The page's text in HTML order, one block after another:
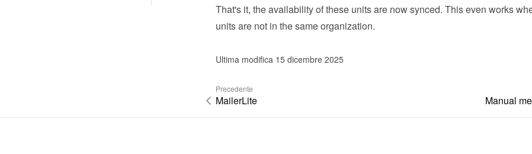
That's it, the availability of these units are now synced. This even works
units are not in the same organization.
Ultima modifica 15 dicembre 2025
Precedente
MailerLite Manual